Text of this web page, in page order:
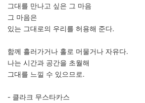
그대를 만나고 싶은 그 마음
그 마음은
있는 그대로의 우리를 허용해 준다.
함께 흘러가거나 홀로 머물거나 자유다.
나는 시간과 공간을 초월해
그대를 느낄 수 있으므로.
- 클라크 무스타카스